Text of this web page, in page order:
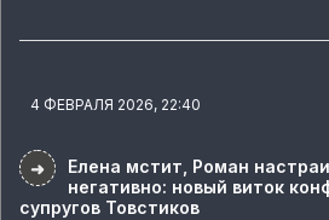
4 ФЕВРАЛЯ 2026, 22:40
➜
Елена мстит, Роман
негативно: новый виток
супругов Товстиков